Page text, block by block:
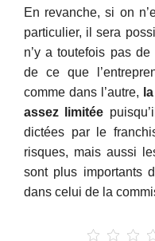
En revanche, si on
particulier, il sera
n’y a toutefois pas
de ce que
comme dans l’autre,
assez limitée
dictées par le
risques, mais aussi
sont plus importants
dans celui de la